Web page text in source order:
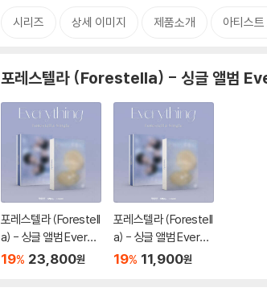
시리즈 상세 이미지 제품소개 아티스트
포레스텔라 (Forestella) - 싱글 앨범
포레스텔라 (Forestell
a) - 싱글 앨범 Everyt
hing [2종 세트]
19% 23,800원
포레스텔라 (Forestell
a) - 싱글 앨범 Everyt
hing [2종 중 1종 랜덤
19% 11,900원